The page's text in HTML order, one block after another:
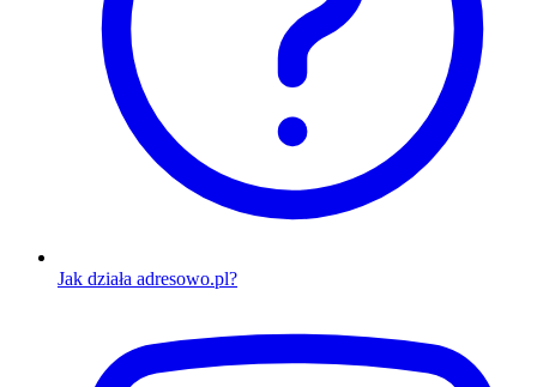
Jak działa adresowo.pl?